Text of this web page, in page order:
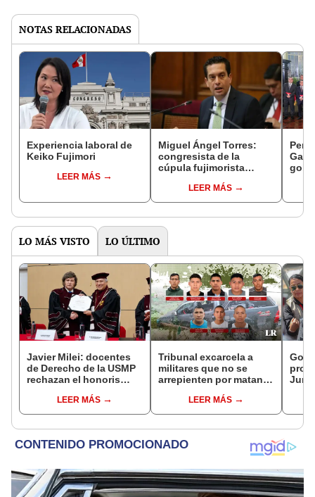
NOTAS RELACIONADAS
Experiencia laboral de
Keiko Fujimori
LEER MÁS
Miguel Ángel Torres:
congresista de la
cúpula fujimorista
del SenadoLEER MÁS
LO MÁS VISTO LO ÚLTIMO
Javier Milei: docentes
de Derecho de la USMP
rechazan el honoris
presidente de Argentina
LEER MÁS
Tribunal excarcela a
militares que no se
arrepienten por matanza
LEER MÁS